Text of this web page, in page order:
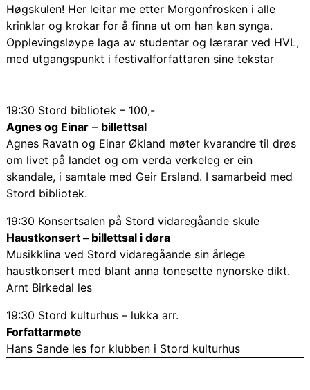
Høgskulen! Her leitar me etter Morgonfrosken i alle
krinklar og krokar for å finna ut om han kan synga.
Opplevingsløype laga av studentar og lærarar ved HVL,
med utgangspunkt i festivalforfattaren sine tekstar
19:30 Stord bibliotek – 100,-
Agnes og Einar– billettsal
Agnes Ravatn og Einar Økland møter kvarandre til drøs
om livet på landet og om verda verkeleg er ein
skandale, i samtale med Geir Ersland. I samarbeid med
Stord bibliotek.
19:30 Konsertsalen på Stord vidaregåande skule
Haustkonsert – billettsal i døra
Musikklina ved Stord vidaregåande sin årlege
haustkonsert med blant anna tonesette nynorske dikt.
Arnt Birkedal les
19:30 Stord kulturhus – lukka arr.
Forfattarmøte
Hans Sande les for klubben i Stord kulturhus